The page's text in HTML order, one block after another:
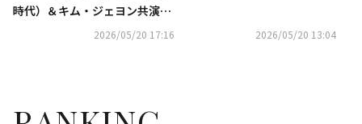
時代）＆キム・ジェヨン共演
『アイドルアイ』7月放送決
2026/05/20 17:16 2026/05/20 13:04